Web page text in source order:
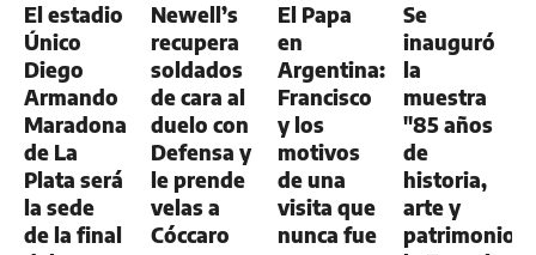
El estadio
Único
Diego
Armando
Maradona
de La
Plata será
la sede
de la final
Newell’s
recupera
soldados
de cara al
duelo con
Defensa y
le prende
velas a
Cóccaro
El Papa
en
Argentina:
Francisco
y los
motivos
de una
visita que
nunca fue
Se
inauguró
la
muestra
"85 años
de
historia,
arte y
patrimonio: